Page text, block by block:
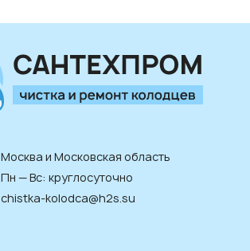
Москва и Московская область
Пн — Вс: круглосуточно
chistka-kolodca@h2s.su